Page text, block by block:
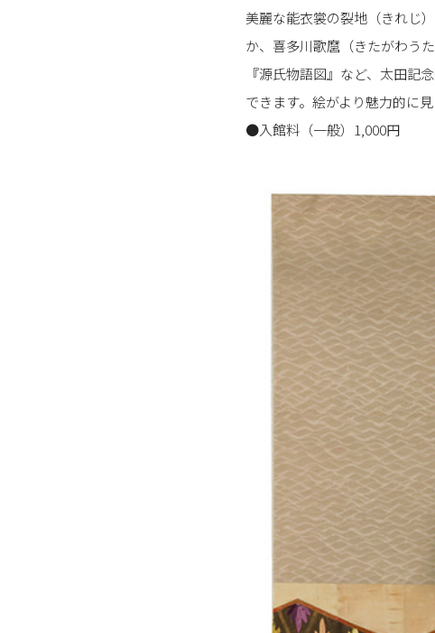
美麗な能衣裳の裂地（きれじ
か、喜多川歌麿（きたがわう
『源氏物語図』など、太田記
できます。絵がより魅力的に
●入館料（一般）1,000円